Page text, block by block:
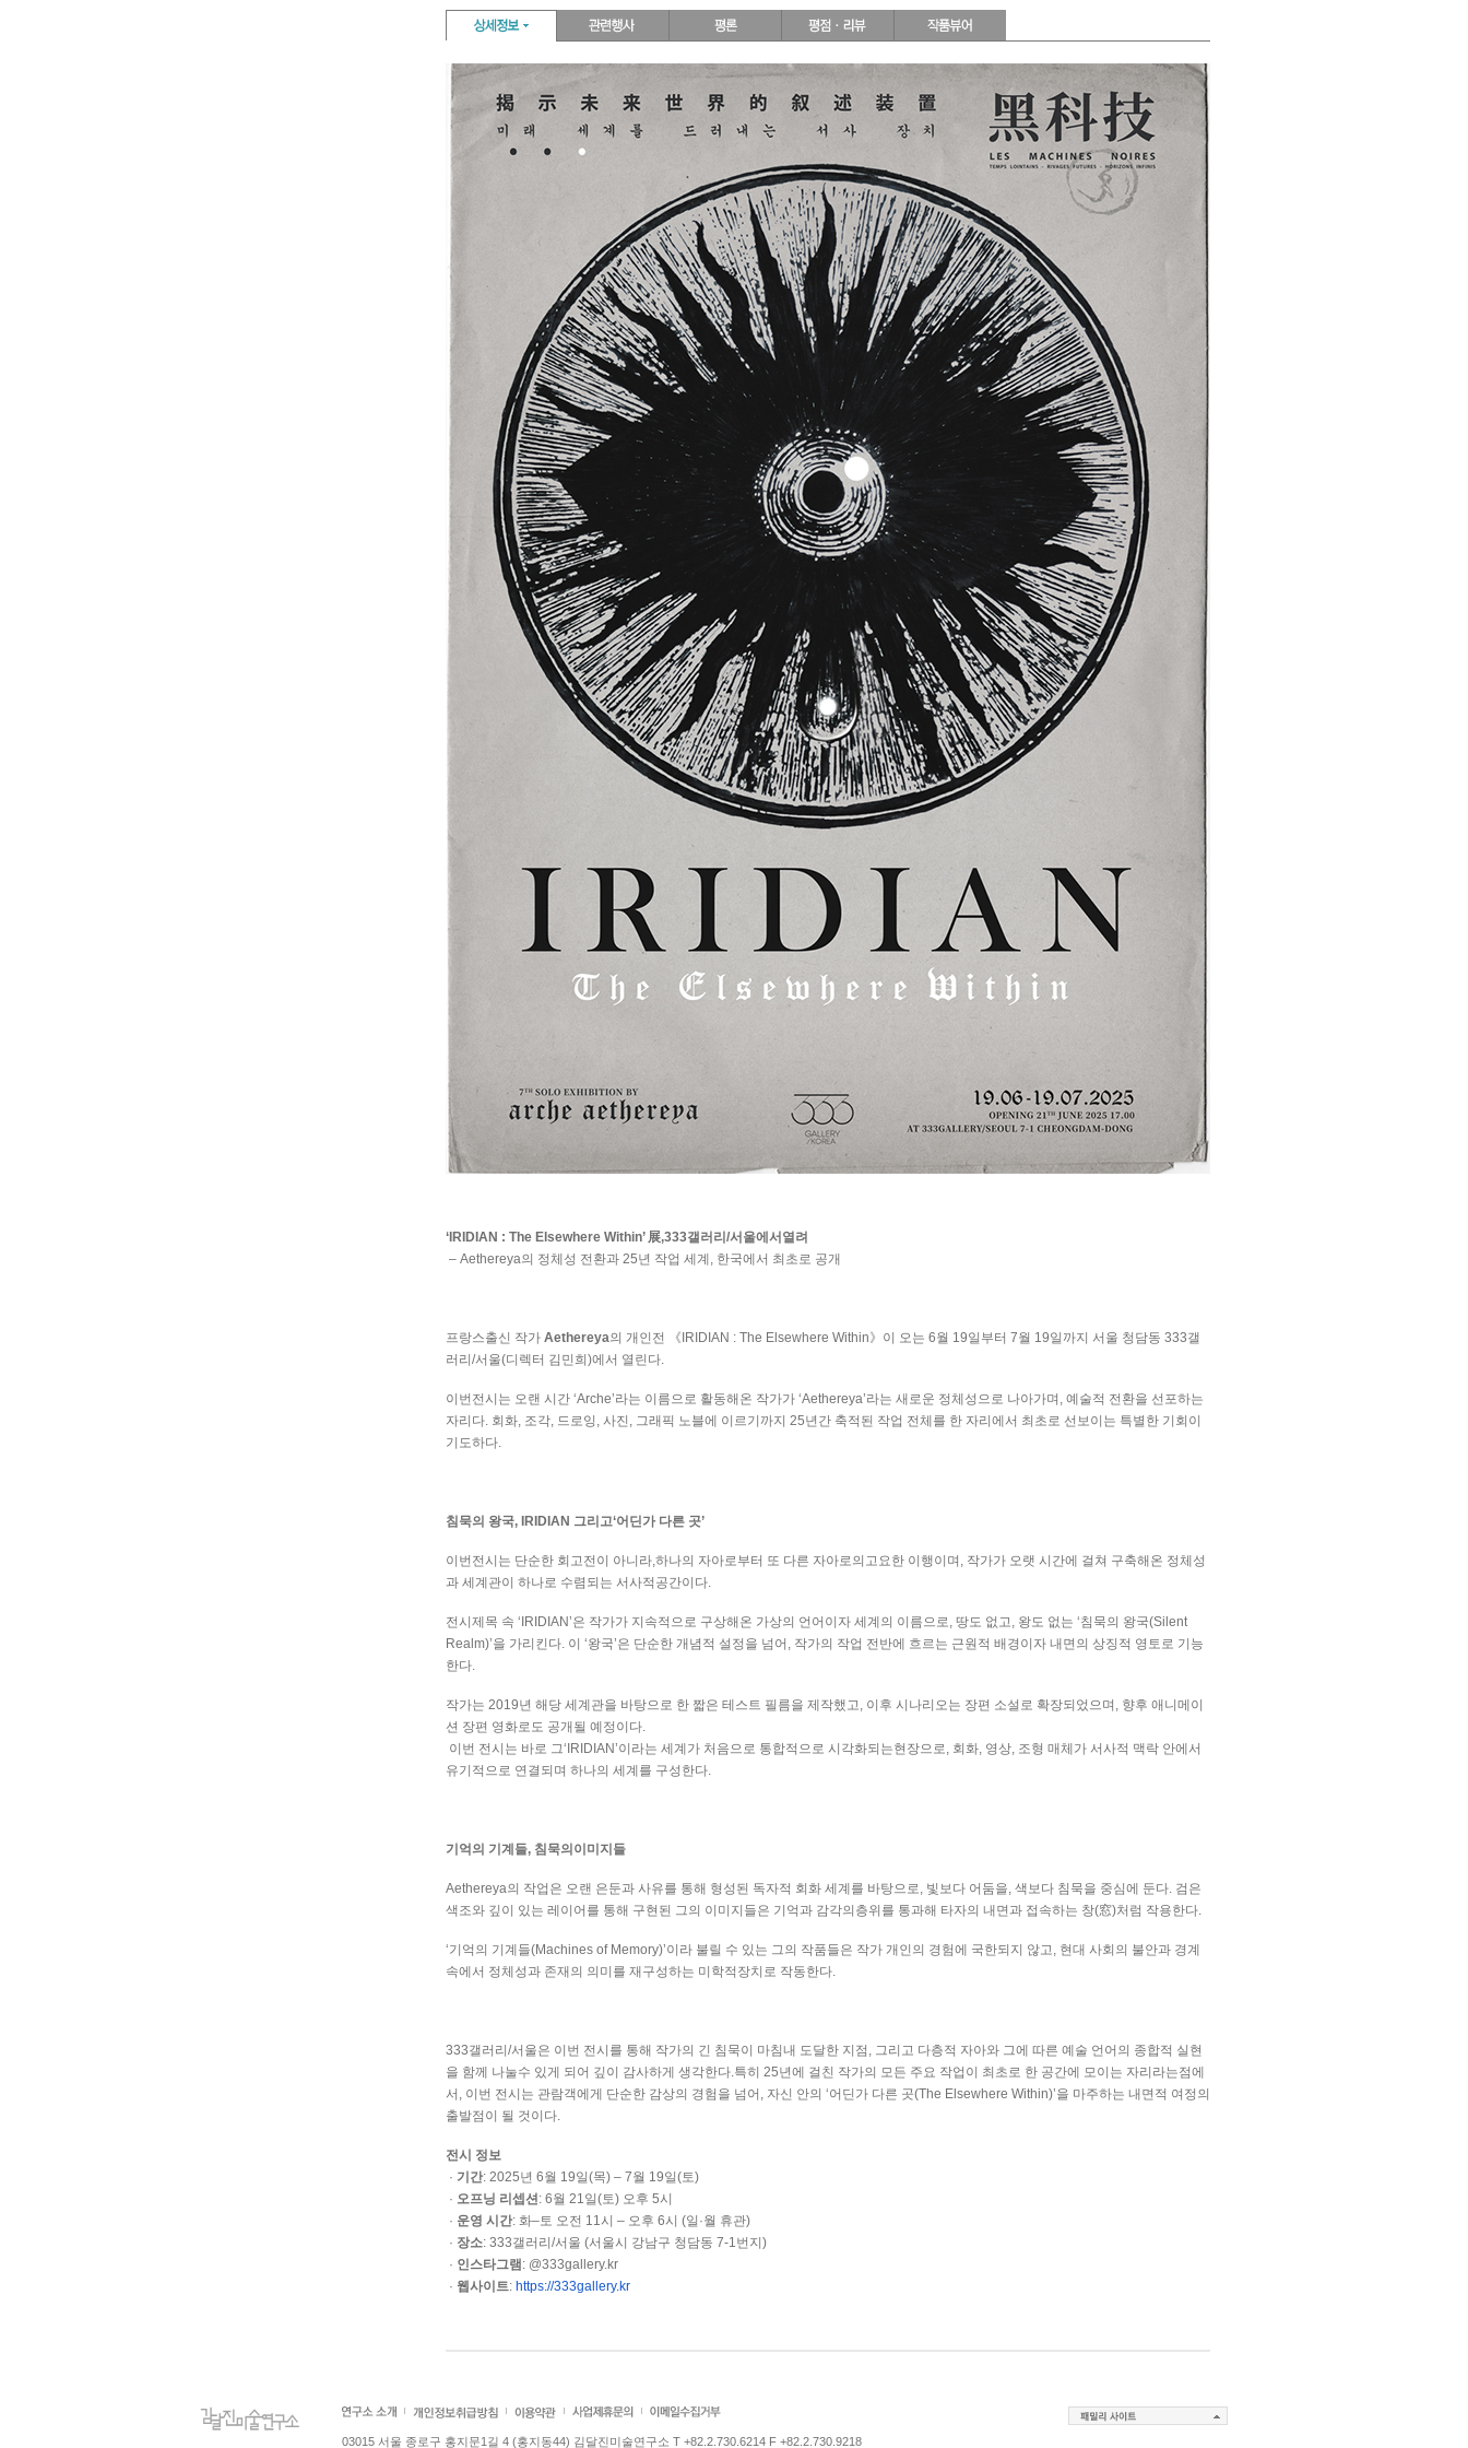
‘IRIDIAN : The Elsewhere Within’ 展,333갤러리 /서울에서열려
– Aethereya의 정체성 전환과 25년 작업 세계 , 한국에서 최초로 공개
프랑스출신 작가 Aethereya의 개인전 《 IRIDIAN : The Elsewhere Within》이 오는 6월 19일부터 7월 19일까지 서울 청담동 333갤
러리 /서울(디렉터 김민희 )에서 열린다.
이번전시는 오랜 시간 ‘Arche’라는 이름으로 활동해온 작가가 ‘Aethereya’라는 새로운 정체성으로 나아가며 , 예술적 전환을 선포하는
자리다. 회화, 조각, 드로잉 , 사진 , 그래픽 노블에 이르기까지 25년간 축적된 작업 전체를 한 자리에서 최초로 선보이는 특별한 기회이
기도하다.
침묵의 왕국, IRIDIAN 그리고‘어딘가 다른 곳’
이번전시는 단순한 회고전이 아니라,하나의 자아로부터 또 다른 자아로의고요한 이행이며 , 작가가 오랫 시간에 걸쳐 구축해온 정체성
과 세계관이 하나로 수렴되는 서사적공간이다.
전시제목 속 ‘IRIDIAN’은 작가가 지속적으로 구상해온 가상의 언어이자 세계의 이름으로, 땅도 없고, 왕도 없는 ‘침묵의 왕국(Silent
Realm)’을 가리킨다. 이 ‘왕국’은 단순한 개념적 설정을 넘어 , 작가의 작업 전반에 흐르는 근원적 배경이자 내면의 상징적 영토로 기능
한다.
작가는 2019년 해당 세계관을 바탕으로 한 짧은 테스트 필름을 제작했고, 이후 시나리오는 장편 소설로 확장되었으며 , 향후 애니메이
션 장편 영화로도 공개될 예정이다.
이번 전시는 바로 그‘IRIDIAN’이라는 세계가 처음으로 통합적으로 시각화되는현장으로, 회화, 영상, 조형 매체가 서사적 맥락 안에서
유기적으로 연결되며 하나의 세계를 구성한다.
기억의 기계들, 침묵의이미지들
Aethereya의 작업은 오랜 은둔과 사유를 통해 형성된 독자적 회화 세계를 바탕으로, 빛보다 어둠을, 색보다 침묵을 중심에 둔다. 검은
색조와 깊이 있는 레이어를 통해 구현된 그의 이미지들은 기억과 감각의층위를 통과해 타자의 내면과 접속하는 창(窓)처럼 작용한다.
‘기억의 기계들(Machines of Memory)’이라 불릴 수 있는 그의 작품들은 작가 개인의 경험에 국한되지 않고, 현대 사회의 불안과 경계
속에서 정체성과 존재의 의미를 재구성하는 미학적장치로 작동한다.
333갤러리 /서울은 이번 전시를 통해 작가의 긴 침묵이 마침내 도달한 지점 , 그리고 다층적 자아와 그에 따른 예술 언어의 종합적 실현
을 함께 나눌수 있게 되어 깊이 감사하게 생각한다.특히 25년에 걸친 작가의 모든 주요 작업이 최초로 한 공간에 모이는 자리라는점에
서 , 이번 전시는 관람객에게 단순한 감상의 경험을 넘어 , 자신 안의 ‘어딘가 다른 곳(The Elsewhere Within)’을 마주하는 내면적 여정의
출발점이 될 것이다.
전시 정보
· 기간: 2025년 6월 19일 (목) – 7월 19일 (토)
· 오프닝 리셉션: 6월 21일 (토) 오후 5시
· 운영 시간: 화–토 오전 11시 – 오후 6시 (일 ·월 휴관)
· 장소: 333갤러리 /서울 (서울시 강남구 청담동 7-1번지 )
· 인스타그램 : @333gallery.kr
· 웹사이트: https://333gallery.kr
03015 서울 종로구 홍지문1길 4 (홍지동44) 김달진미술연구소 T +82.2.730.6214 F +82.2.730.9218